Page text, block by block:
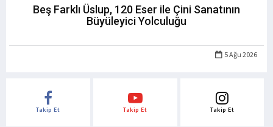
Beş Farklı Üslup, 120 Eser ile Çini Sanatının
Büyüleyici Yolculuğu
5 Ağu 2026
Takip Et Takip Et Takip Et